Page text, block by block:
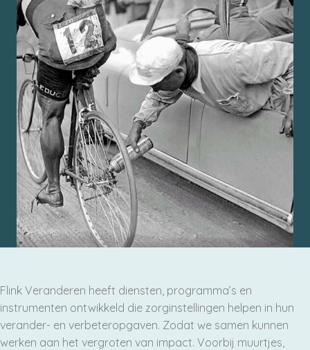
Flink Veranderen heeft diensten, programma’s en
instrumenten ontwikkeld die zorginstellingen helpen in hun
verander- en verbeteropgaven. Zodat we samen kunnen
werken aan het vergroten van impact. Voorbij muurtjes,